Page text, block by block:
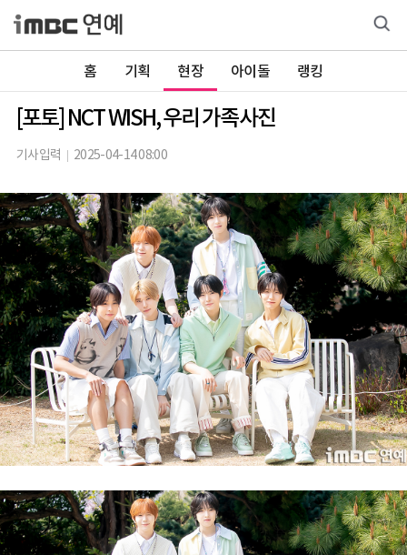
홈 기획 현장 아이돌 랭킹
[포토] NCT WISH, 우리 가족사진
기사입력 2025-04-14 08:00